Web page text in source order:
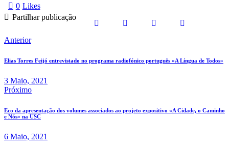
0 Likes
Partilhar publicação
Anterior
Elias Torres Feijó entrevistado no programa radiofónico português «A Língua de Todos»
3 Maio, 2021
Próximo
Eco da apresentação dos volumes associados ao projeto expositivo «A Cidade, o Caminho
e Nós» na USC
6 Maio, 2021